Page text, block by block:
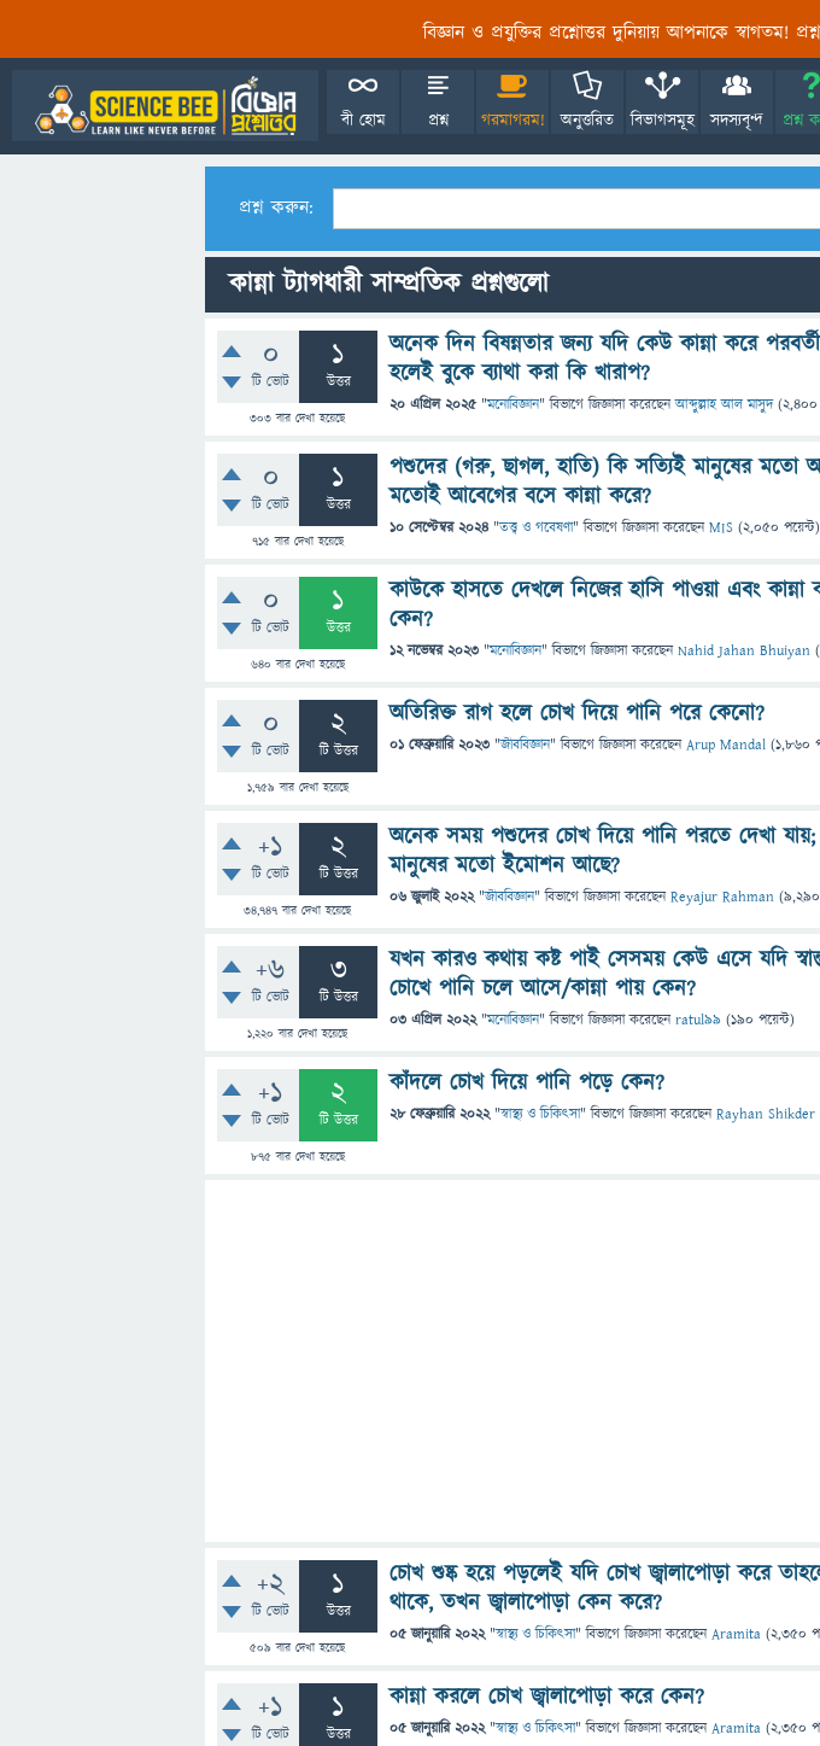
বিজ্ঞান ও প্রযুক্তির প্রশ্নোত্তর দুনিয়ায় আপনাকে স্বাগতম!
বী হোম প্রশ্ন গরমাগরম! অনুত্তরিত বিভাগসমূহ সদস্যবৃন্দ প্রশ্ন
প্রশ্ন করুন:
কান্না ট্যাগধারী সাম্প্রতিক প্রশ্নগুলো
0
টি ভোট
1
উত্তর
303 বার দেখা হয়েছে
অনেক দিন বিষন্নতার জন্য যদি কেউ কান্না করে
হলেই বুকে ব্যাথা করা কি খারাপ?
20 এপ্রিল 2025 "মনোবিজ্ঞান" বিভাগে জিজ্ঞাসাকরেছেনআব্দুল্লাহ আল মাসুদ (2,400
0
টি ভোট
1
উত্তর
715বার দেখা হয়েছে
পশুদের (গরু, ছাগল, হাতি) কি সত্যিই মানুষের মতো
মতোই আবেগের বসে কান্না করে?
10 সেপ্টেম্বর 2024 "তত্ত্ব ও গবেষণা" বিভাগে জিজ্ঞাসাকরেছেনMIS (2,050 পয়েন্ট)
0
টি ভোট
1
উত্তর
640 বার দেখা হয়েছে
কাউকে হাসতে দেখলে নিজের হাসি পাওয়া এবং কান্না
কেন?
12 নভেম্বর 2023 "মনোবিজ্ঞান" বিভাগে জিজ্ঞাসাকরেছেনNahid Jahan Bhuiyan (
0
টি ভোট
2
টি উত্তর
1,759 বার দেখা হয়েছে
অতিরিক্ত রাগ হলে চোখ দিয়ে পানি পরে কেনো?
01 ফেব্রুয়ারি 2023 "জীববিজ্ঞান" বিভাগে জিজ্ঞাসাকরেছেনArup Mandal (1,860
+1
টি ভোট
2
টি উত্তর
34,747 বার দেখা হয়েছে
অনেক সময় পশুদের চোখ দিয়ে পানি পরতে দেখা যায়;
মানুষের মতো ইমোশন আছে?
06 জুলাই 2022 "জীববিজ্ঞান" বিভাগে জিজ্ঞাসাকরেছেনReyajur Rahman (9,290
+6
টি ভোট
3
টি উত্তর
1,220 বার দেখা হয়েছে
যখন কারও কথায় কষ্ট পাই সেসময় কেউ এসে যদি
চোখে পানি চলে আসে/কান্না পায় কেন?
03 এপ্রিল 2022 "মনোবিজ্ঞান" বিভাগে জিজ্ঞাসাকরেছেনratul99 (190 পয়েন্ট)
+1
টি ভোট
2
টি উত্তর
875বার দেখা হয়েছে
কাঁদলে চোখ দিয়ে পানি পড়ে কেন?
28 ফেব্রুয়ারি 2022 "স্বাস্থ্য ও চিকিৎসা" বিভাগে জিজ্ঞাসাকরেছেনRayhan Shikder
+2
টি ভোট
1
উত্তর
509 বার দেখা হয়েছে
চোখ শুষ্ক হয়ে পড়লেই যদি চোখ জ্বালাপোড়া করে
থাকে, তখন জ্বালাপোড়া কেন করে?
05 জানুয়ারি 2022 "স্বাস্থ্য ও চিকিৎসা" বিভাগে জিজ্ঞাসাকরেছেনAramita (2,350
+1
টি ভোট
1
উত্তর
কান্না করলে চোখ জ্বালাপোড়া করে কেন?
05 জানুয়ারি 2022 "স্বাস্থ্য ও চিকিৎসা" বিভাগে জিজ্ঞাসাকরেছেনAramita (2,350